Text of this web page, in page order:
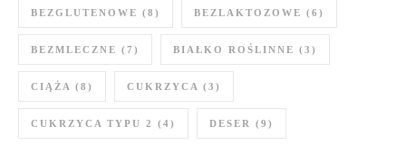
BEZGLUTENOWE (8) BEZLAKTOZOWE (6)
BEZMLECZNE (7) BIAŁKO ROŚLINNE (3)
CIĄŻA (8) CUKRZYCA (3)
CUKRZYCA TYPU 2 (4) DESER (9)